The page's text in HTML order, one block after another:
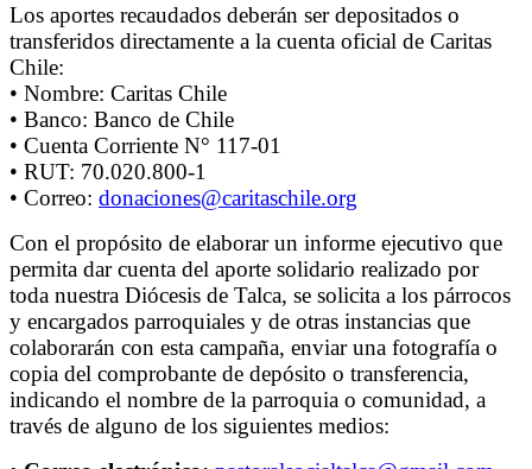
Los aportes recaudados deberán ser depositados o
transferidos directamente a la cuenta oficial de Caritas
Chile:
• Nombre: Caritas Chile
• Banco: Banco de Chile
• Cuenta Corriente N° 117-01
• RUT: 70.020.800-1
• Correo: donaciones@caritaschile.org
Con el propósito de elaborar un informe ejecutivo que
permita dar cuenta del aporte solidario realizado por
toda nuestra Diócesis de Talca, se solicita a los párrocos
y encargados parroquiales y de otras instancias que
colaborarán con esta campaña, enviar una fotografía o
copia del comprobante de depósito o transferencia,
indicando el nombre de la parroquia o comunidad, a
través de alguno de los siguientes medios: